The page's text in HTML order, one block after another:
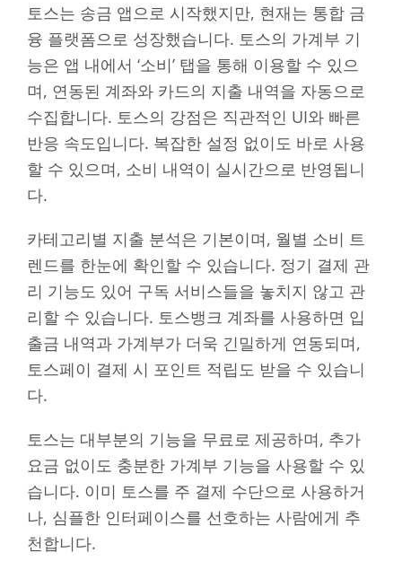
토스는 송금 앱으로 시작했지만, 현재는 통합 금
융 플랫폼으로 성장했습니다. 토스의 가계부 기
능은 앱 내에서 ‘소비’ 탭을 통해 이용할 수 있으
며, 연동된 계좌와 카드의 지출 내역을 자동으로
수집합니다. 토스의 강점은 직관적인 UI와 빠른
반응 속도입니다. 복잡한 설정 없이도 바로 사용
할 수 있으며, 소비 내역이 실시간으로 반영됩니
다.
카테고리별 지출 분석은 기본이며, 월별 소비 트
렌드를 한눈에 확인할 수 있습니다. 정기 결제 관
리 기능도 있어 구독 서비스들을 놓치지 않고 관
리할 수 있습니다. 토스뱅크 계좌를 사용하면 입
출금 내역과 가계부가 더욱 긴밀하게 연동되며,
토스페이 결제 시 포인트 적립도 받을 수 있습니
다.
토스는 대부분의 기능을 무료로 제공하며, 추가
요금 없이도 충분한 가계부 기능을 사용할 수 있
습니다. 이미 토스를 주 결제 수단으로 사용하거
나, 심플한 인터페이스를 선호하는 사람에게 추
천합니다.